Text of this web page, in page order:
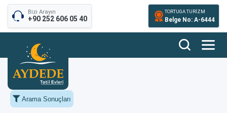
Bizi Arayın
+90 252 606 05 40
TORTUGA TURİZM
Belge No: A-6444
Arama Sonuçları